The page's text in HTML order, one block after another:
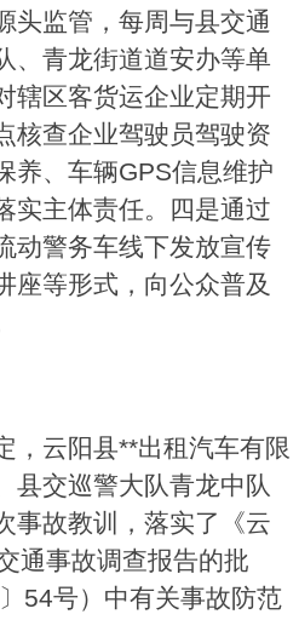
头监管，每周与县交通
、青龙街道道安办等单
辖区客货运企业定期开
核查企业驾驶员驾驶资
养、车辆GPS信息维护
实主体责任。四是通过
动警务车线下发放宣传
座等形式，向公众普及
，云阳县**出租汽车有限
县交巡警大队青龙中队
事故教训，落实了《云
通事故调查报告的批
54号）中有关事故防范